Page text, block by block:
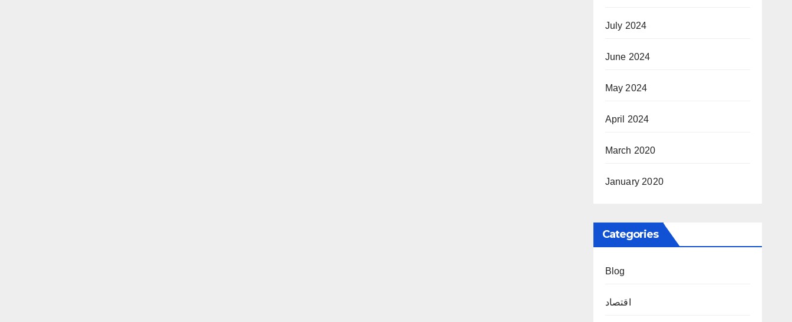
July 2024
June 2024
May 2024
April 2024
March 2020
January 2020
Categories
Blog
اقتصاد